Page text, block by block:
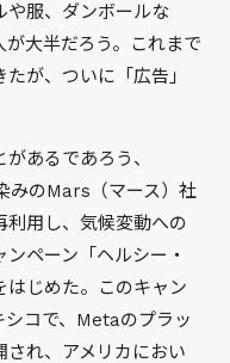
や服、ダンボールな
大半だろう。これまで
が、ついに「広告」
あるであろう、
みのMars（マース）社
利用し、気候変動への
ペーン「ヘルシー・
はじめた。このキャン
シコで、Metaのプラッ
され、アメリカにおい